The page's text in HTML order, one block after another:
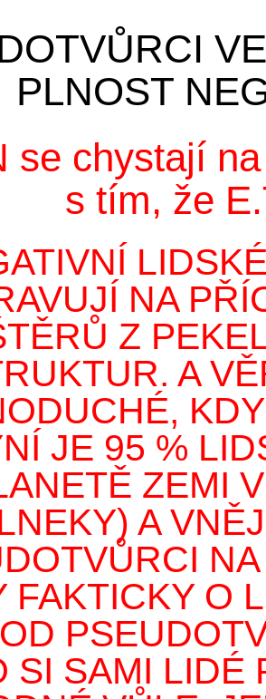
PLNOST
se chystají
s tím, že
NA
Z
A
JE 95 %
ZEMI
A
FAKTICKY O
SI SAMI LIDÉ